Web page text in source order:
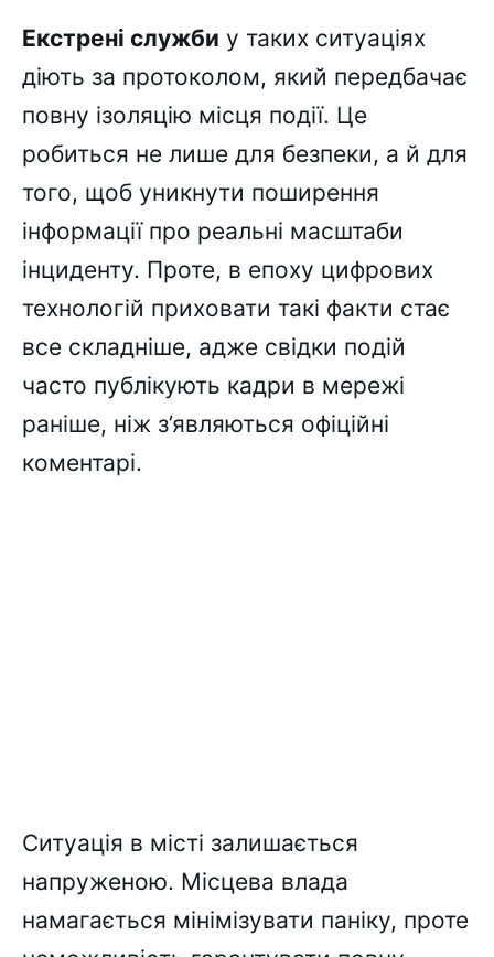
Екстрені служби у таких ситуаціях
діють за протоколом, який передбачає
повну ізоляцію місця події. Це
робиться не лише для безпеки, а й для
того, щоб уникнути поширення
інформації про реальні масштаби
інциденту. Проте, в епоху цифрових
технологій приховати такі факти стає
все складніше, адже свідки подій
часто публікують кадри в мережі
раніше, ніж з’являються офіційні
коментарі.
Ситуація в місті залишається
напруженою. Місцева влада
намагається мінімізувати паніку, проте